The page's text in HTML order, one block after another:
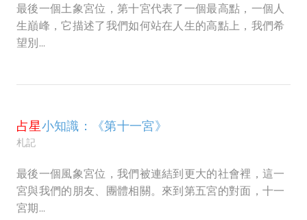
最後一個土象宮位，第十宮代表了一個最高點，一個人
生巔峰，它描述了我們如何站在人生的高點上，我們希
望別...
占星小知識：《第十一宮》
札記
最後一個風象宮位，我們被連結到更大的社會裡，這一
宮與我們的朋友、團體相關。來到第五宮的對面，十一
宮期...